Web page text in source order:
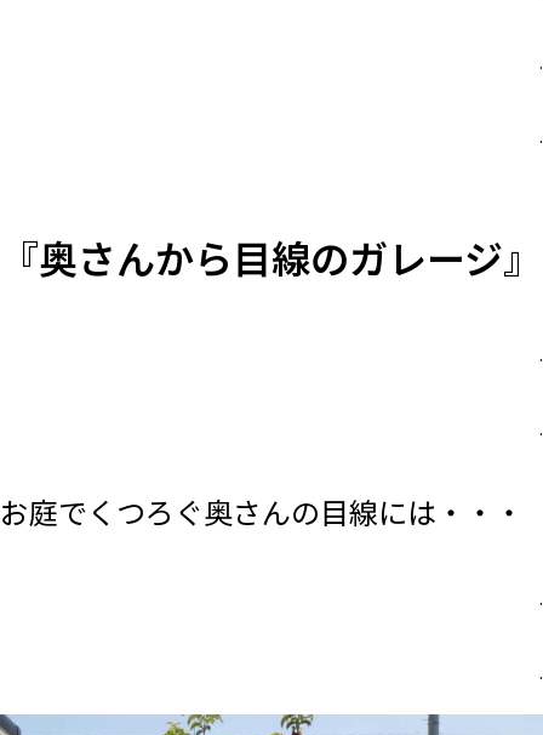
.
.
『奥さんから目線のガレージ』
.
.
お庭でくつろぐ奥さんの目線には・・・
.
.